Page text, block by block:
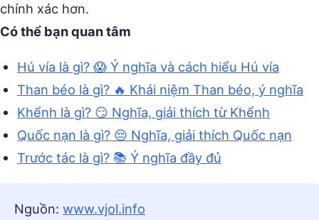
chính xác hơn.
Có thể bạn quan tâm
Hú vía là gì? 😱 Ý nghĩa và cách hiểu Hú vía
Than béo là gì? 🔥 Khái niệm Than béo, ý nghĩa
Khểnh là gì? 😏 Nghĩa, giải thích từ Khểnh
Quốc nạn là gì? 😔 Nghĩa, giải thích Quốc nạn
Trước tác là gì? 📚 Ý nghĩa đầy đủ
Nguồn: www.vjol.info